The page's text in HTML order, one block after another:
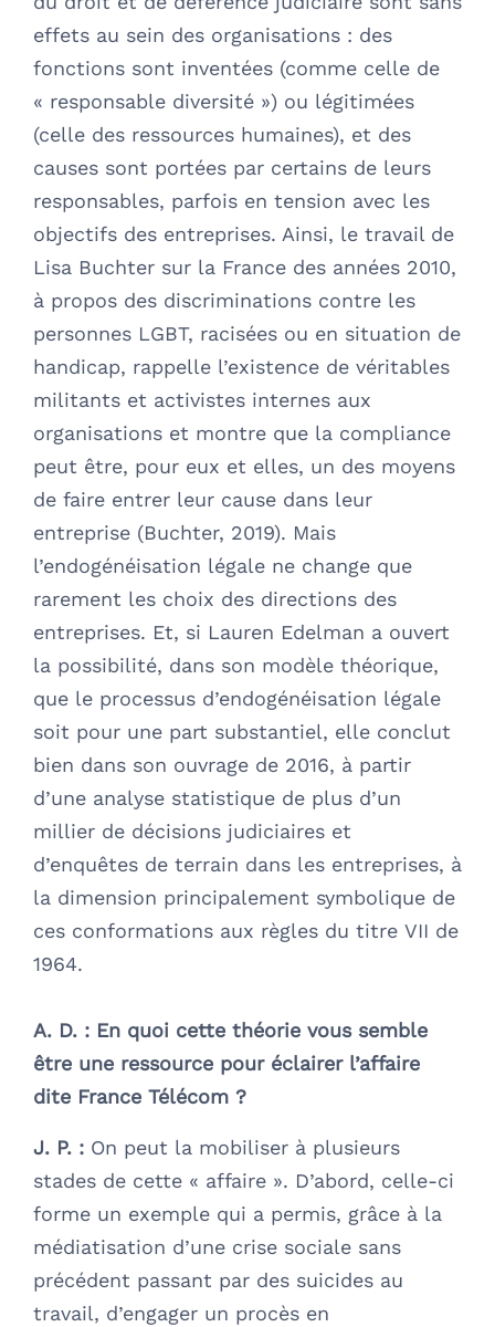
effets au sein des organisations : des
fonctions sont inventées (comme celle de
« responsable diversité ») ou légitimées
(celle des ressources humaines), et des
causes sont portées par certains de leurs
responsables, parfois en tension avec les
objectifs des entreprises. Ainsi, le travail de
Lisa Buchter sur la France des années 2010,
à propos des discriminations contre les
personnes LGBT, racisées ou en situation de
handicap, rappelle l’existence de véritables
militants et activistes internes aux
organisations et montre que la compliance
peut être, pour eux et elles, un des moyens
de faire entrer leur cause dans leur
entreprise (Buchter, 2019). Mais
l’endogénéisation légale ne change que
rarement les choix des directions des
entreprises. Et, si Lauren Edelman a ouvert
la possibilité, dans son modèle théorique,
que le processus d’endogénéisation légale
soit pour une part substantiel, elle conclut
bien dans son ouvrage de 2016, à partir
d’une analyse statistique de plus d’un
millier de décisions judiciaires et
d’enquêtes de terrain dans les entreprises, à
la dimension principalement symbolique de
ces conformations aux règles du titre VII de
1964.
A. D. : En quoi cette théorie vous semble
être une ressource pour éclairer l’affaire
dite France Télécom ?
J. P. : On peut la mobiliser à plusieurs
stades de cette « affaire ». D’abord, celle-ci
forme un exemple qui a permis, grâce à la
médiatisation d’une crise sociale sans
précédent passant par des suicides au
travail, d’engager un procès en